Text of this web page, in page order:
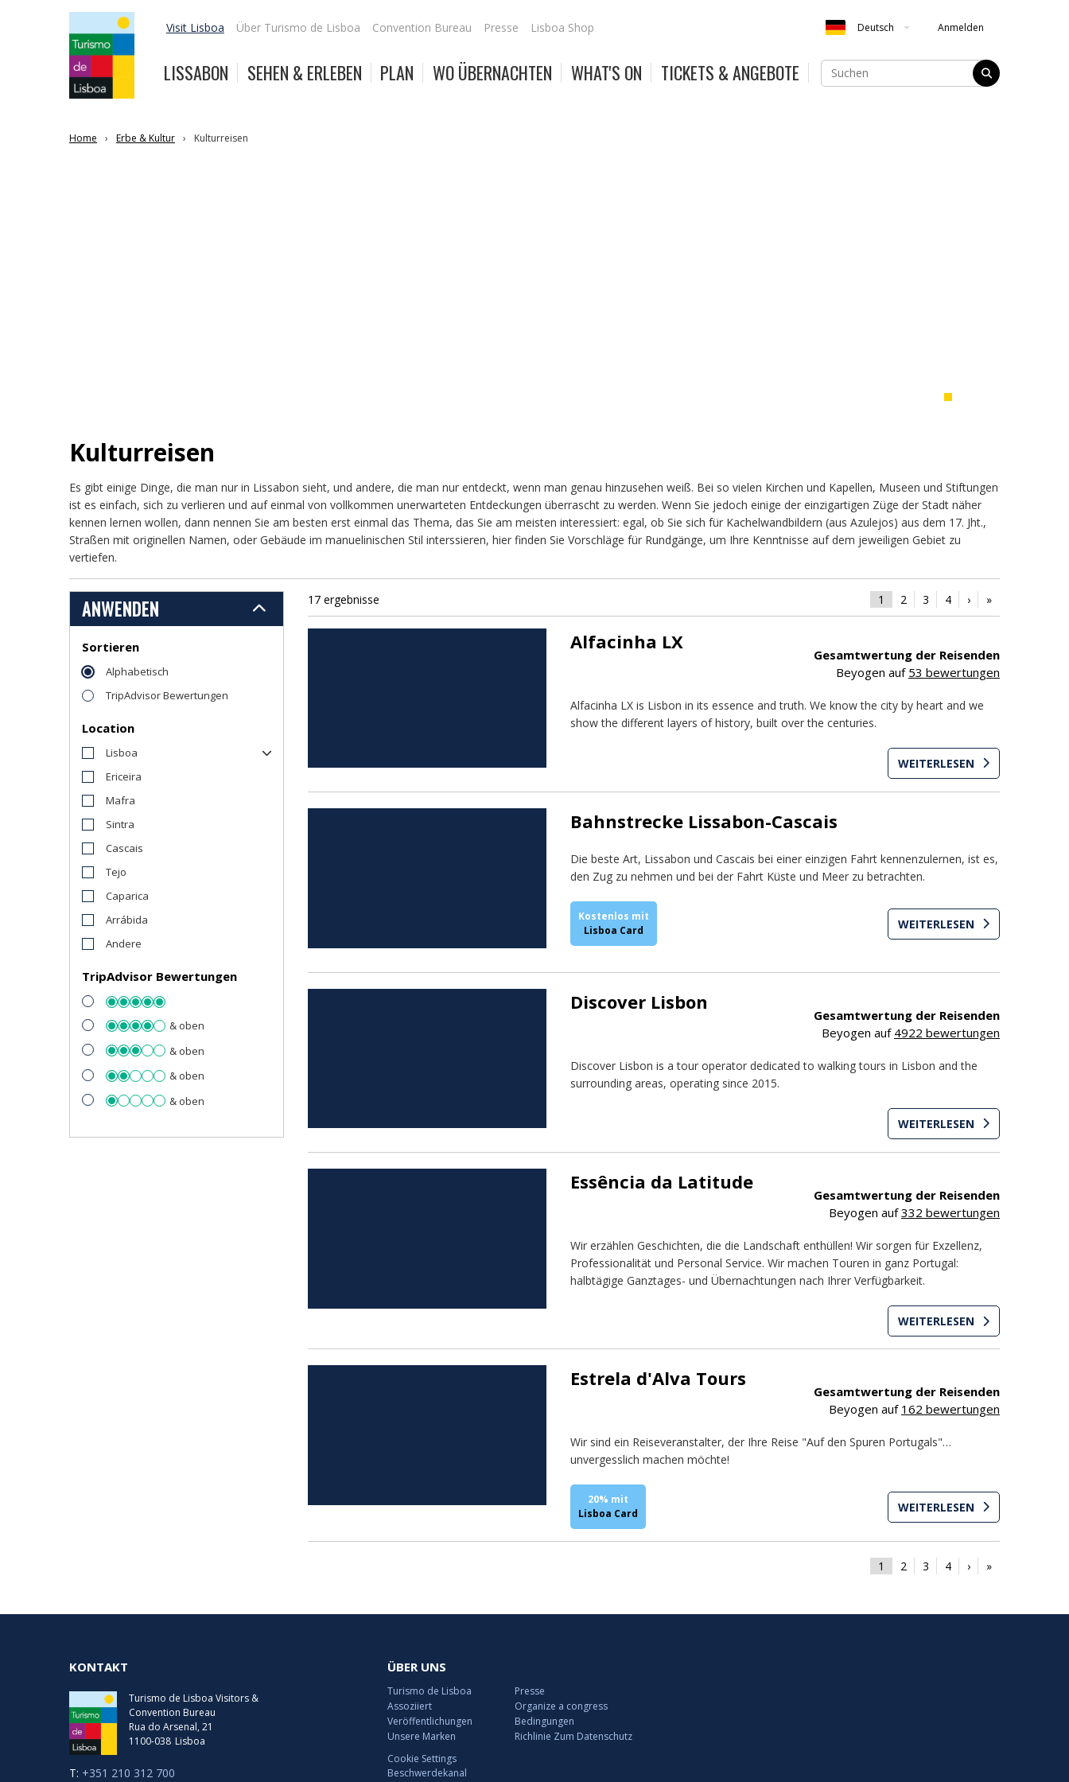
Visit Lisboa Über Turismo de Lisboa Convention Bureau Presse Lisboa Shop Deutsch Anmelden
LISSABON SEHEN & ERLEBEN PLAN WO ÜBERNACHTEN WHAT'S ON TICKETS & ANGEBOTE
Home Erbe & Kultur Kulturreisen
Kulturreisen
Es gibt einige Dinge, die man nur in Lissabon sieht, und andere, die man nur entdeckt, wenn man genau hinzusehen weiß. Bei so vielen Kirchen und Kapellen, Museen und Stiftungen
ist es einfach, sich zu verlieren und auf einmal von vollkommen unerwarteten Entdeckungen überrascht zu werden. Wenn Sie jedoch einige der einzigartigen Züge der Stadt näher
kennen lernen wollen, dann nennen Sie am besten erst einmal das Thema, das Sie am meisten interessiert: egal, ob Sie sich für Kachelwandbildern (aus Azulejos) aus dem 17. Jht.,
Straßen mit originellen Namen, oder Gebäude im manuelinischen Stil interssieren, hier finden Sie Vorschläge für Rundgänge, um Ihre Kenntnisse auf dem jeweiligen Gebiet zu
vertiefen.
ANWENDEN
Sortieren
Alphabetisch
TripAdvisor Bewertungen
Location
Lisboa
Ericeira
Mafra
Sintra
Cascais
Tejo
Caparica
Arrábida
Andere
TripAdvisor Bewertungen
& oben
& oben
& oben
& oben
17 ergebnisse 1 2 3 4 › »
Alfacinha LX
Gesamtwertung der Reisenden
Beyogen auf 53 bewertungen
Alfacinha LX is Lisbon in its essence and truth. We know the city by heart and we
show the different layers of history, built over the centuries.
WEITERLESEN
Bahnstrecke Lissabon-Cascais
Die beste Art, Lissabon und Cascais bei einer einzigen Fahrt kennenzulernen, ist es,
den Zug zu nehmen und bei der Fahrt Küste und Meer zu betrachten.
Kostenlos mit
Lisboa Card
WEITERLESEN
Discover Lisbon
Gesamtwertung der Reisenden
Beyogen auf 4922 bewertungen
Discover Lisbon is a tour operator dedicated to walking tours in Lisbon and the
surrounding areas, operating since 2015.
WEITERLESEN
Essência da Latitude
Gesamtwertung der Reisenden
Beyogen auf332 bewertungen
Wir erzählen Geschichten, die die Landschaft enthüllen! Wir sorgen für Exzellenz,
Professionalität und Personal Service. Wir machen Touren in ganz Portugal:
halbtägige Ganztages- und Übernachtungen nach Ihrer Verfügbarkeit.
WEITERLESEN
Estrela d'Alva Tours
Gesamtwertung der Reisenden
Beyogen auf 162 bewertungen
Wir sind ein Reiseveranstalter, der Ihre Reise "Auf den Spuren Portugals"…
unvergesslich machen möchte!
20% mit
Lisboa Card
WEITERLESEN
1 2 3 4 › »
KONTAKT
Turismo de Lisboa Visitors &
Convention Bureau
Rua do Arsenal, 21
1100-038 Lisboa
T: +351 210 312 700
ÜBER UNS
Turismo de Lisboa
Assoziiert
Veröffentlichungen
Unsere Marken
Presse
Organize a congress
Bedingungen
Richlinie Zum Datenschutz
Cookie Settings
Beschwerdekanal